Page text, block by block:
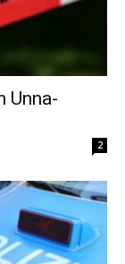
Unna-
2